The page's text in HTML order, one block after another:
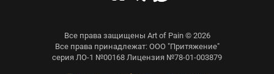
Все права защищены Art of Pain © 2026
Все права принадлежат: ООО "Притяжение"
серия ЛО-1 №00168 Лицензия №78-01-003879